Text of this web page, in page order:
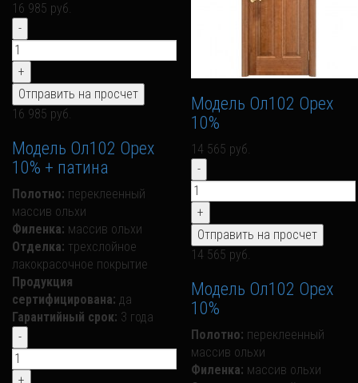
16 985 руб.
16 985 руб.
Модель Ол102 Орех
10% + патина
Полотно: переклеенный
массив ольхи
Филенка: массив ольхи
Отделка: трехслойное
лакокрасочное покрытие
Продукция
сертифицирована: да
Гарантийный срок: 3 года
Модель Ол102 Орех
10%
14 565 руб.
14 565 руб.
Модель Ол102 Орех
10%
Полотно: переклеенный
массив ольхи
Филенка: массив ольхи